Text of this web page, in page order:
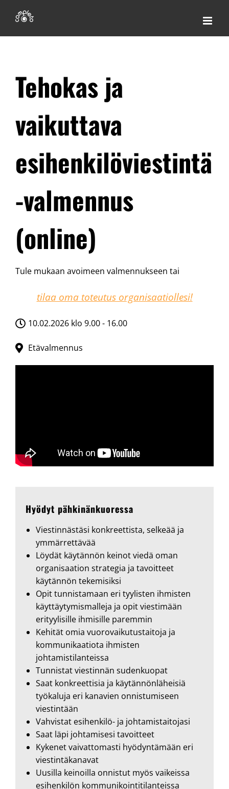
content
Tehokas ja
vaikuttava
esihenkilöviestintä
-valmennus
(online)
Tule mukaan avoimeen valmennukseen tai
tilaa oma toteutus organisaatiollesi!
10.02.2026 klo 9.00 - 16.00
Etävalmennus
Hyödyt pähkinänkuoressa
Viestinnästäsi konkreettista, selkeää ja
ymmärrettävää
Löydät käytännön keinot viedä oman
organisaation strategia ja tavoitteet
käytännön tekemisiksi
Opit tunnistamaan eri tyylisten ihmisten
käyttäytymismalleja ja opit viestimään
erityylisille ihmisille paremmin
Kehität omia vuorovaikutustaitoja ja
kommunikaatiota ihmisten
johtamistilanteissa
Tunnistat viestinnän sudenkuopat
Saat konkreettisia ja käytännönläheisiä
työkaluja eri kanavien onnistumiseen
viestintään
Vahvistat esihenkilö- ja johtamistaitojasi
Saat läpi johtamisesi tavoitteet
Kykenet vaivattomasti hyödyntämään eri
viestintäkanavat
Uusilla keinoilla onnistut myös vaikeissa
esihenkilön kommunikointitilanteissa